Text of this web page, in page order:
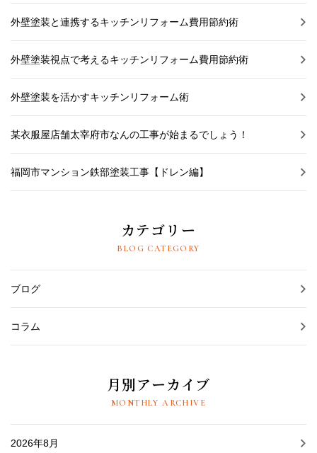
外壁塗装と連携するキッチンリフォーム費用節約術
外壁塗装視点で考えるキッチンリフォーム費用節約術
外壁塗装を活かすキッチンリフォーム術
某衣服屋店舗太宰府市なんの工事が始まるでしょう！
福岡市マンション鉄部塗装工事【ドレン編】
カテゴリー
BLOG CATEGORY
ブログ
コラム
月別アーカイブ
MONTHLY ARCHIVE
2026年8月